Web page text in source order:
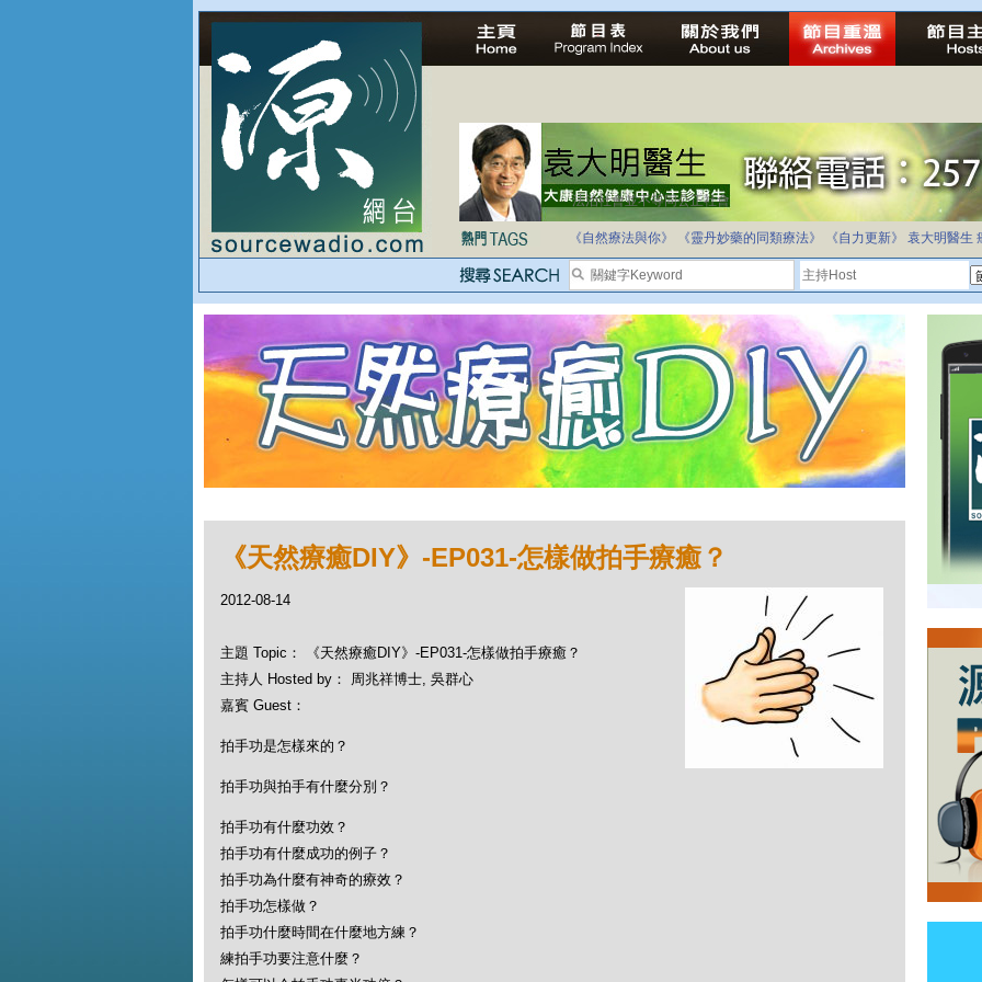
法治社會並不等同公正社會
自家教育合法化-推動多元化教育，全民學卷制
《自然療法與你》
《靈丹妙藥的同類療法》 《自力更新》 袁大明醫生
《天然療癒DIY》-EP031-怎樣做拍手療癒？
2012-08-14
主題 Topic： 《天然療癒DIY》-EP031-怎樣做拍手療癒？
主持人 Hosted by： 周兆祥博士, 吳群心
嘉賓 Guest：
拍手功是怎樣來的？
拍手功與拍手有什麼分別？
拍手功有什麼功效？
拍手功有什麼成功的例子？
拍手功為什麼有神奇的療效？
拍手功怎樣做？
拍手功什麼時間在什麼地方練？
練拍手功要注意什麼？